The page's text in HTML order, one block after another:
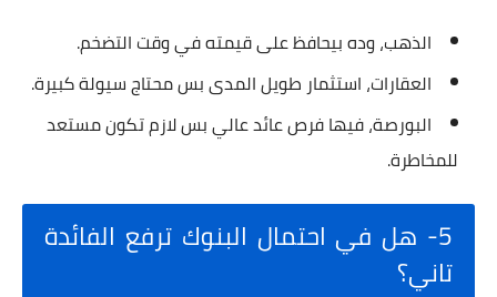
الذهب، وده بيحافظ على قيمته في وقت التضخم.
العقارات، استثمار طويل المدى بس محتاج سيولة كبيرة.
البورصة، فيها فرص عائد عالي بس لازم تكون مستعد
للمخاطرة.
5- هل في احتمال البنوك ترفع الفائدة
تاني؟